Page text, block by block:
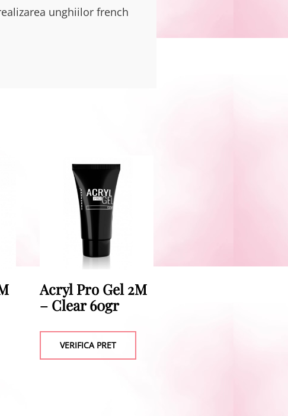
unghiilor french
Acryl Pro Gel 2M
– Clear 60gr
VERIFICA PRET